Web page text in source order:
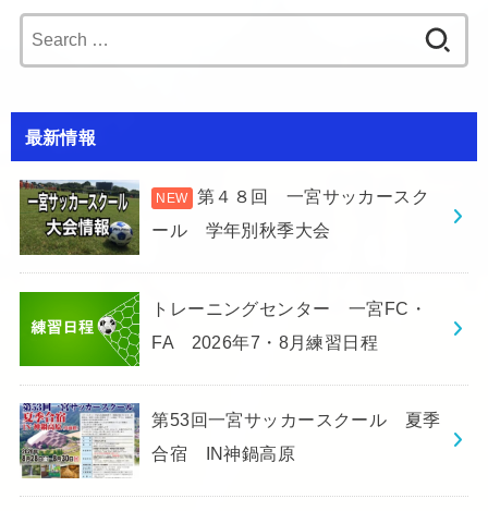
for:
最新情報
第４８回 一宮サッカースク
ール 学年別秋季大会
トレーニングセンター 一宮FC・
FA 2026年7・8月練習日程
第53回一宮サッカースクール 夏季
合宿 IN神鍋高原